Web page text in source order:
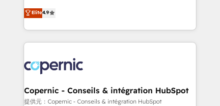
growth • Create content and videos that attract
buyers • Use AI to scale smarter Our coaching-led
lasts. So if you're ready to become the most trusted
voice in your market, let’s talk.
businesses. We go beyond implementation, shaping
the strategy, processes, and teams that turn
HubSpot into a genuine growth engine. Named
HubSpot's Global Partner of the Year in 2024,
worldwide, and with over 15 years in the ecosystem,
Huble has built a track record that speaks for itself.
One company, one operating model, delivering
across offices and consulting teams in the UK, USA,
Elite4.9
Copernic - Conseils & intégration HubSpot
提供元：Copernic - Conseils & intégration HubSpot